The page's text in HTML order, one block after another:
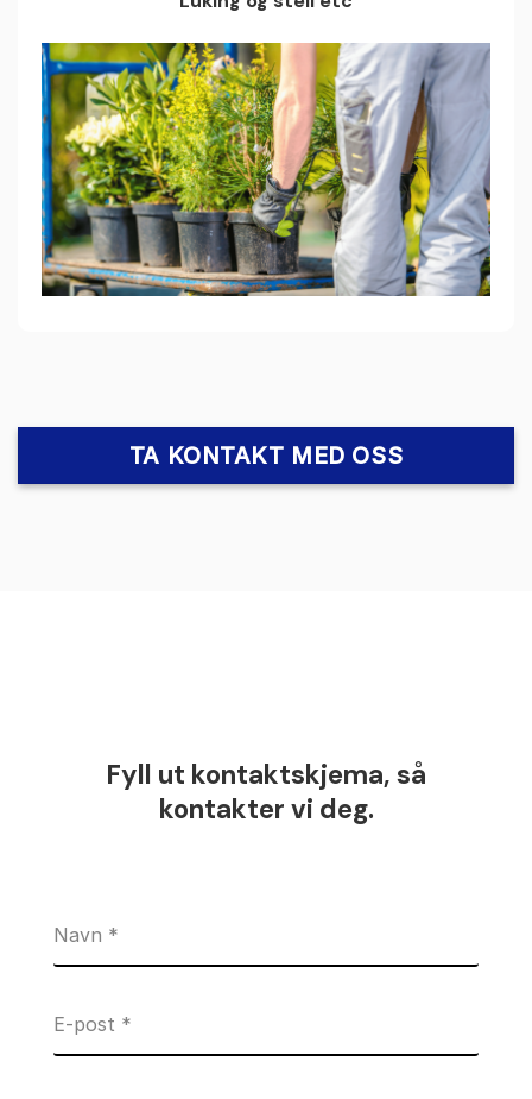
TA KONTAKT MED OSS
Fyll ut kontaktskjema, så
kontakter vi deg.
Navn *
E-post *